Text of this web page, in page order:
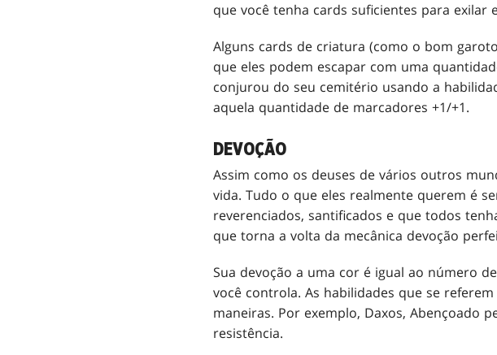
que você tenha cards suficientes para exilar
Alguns cards de criatura (como o bom
que eles podem escapar com uma
conjurou do seu cemitério usando a
aquela quantidade de marcadores +1/+1.
DEVOÇÃO
Assim como os deuses de vários outros
vida. Tudo o que eles realmente querem é
reverenciados, santificados e que todos
que torna a volta da mecânica devoção
Sua devoção a uma cor é igual ao número
você controla. As habilidades que se
maneiras. Por exemplo, Daxos, Abençoado
resistência.